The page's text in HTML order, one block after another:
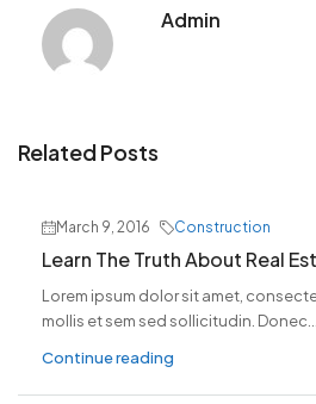
Admin
Related Posts
March 9, 2016 Construction
Learn The Truth About Real
Lorem ipsum dolor sit amet,
mollis et sem sed sollicitudin. Donec...
Continue reading